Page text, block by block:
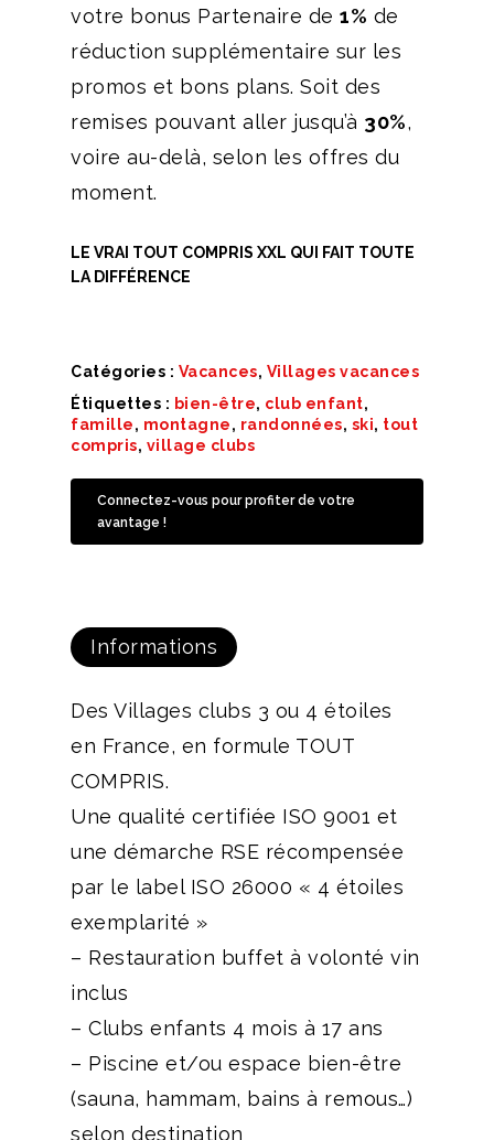
votre bonus Partenaire de 1% de
réduction supplémentaire sur les
promos et bons plans. Soit des
remises pouvant aller jusqu’à 30%,
voire au-delà, selon les offres du
moment.
LE VRAI TOUT COMPRIS XXL QUI FAIT TOUTE
LA DIFFÉRENCE
Catégories : Vacances, Villages vacances
Étiquettes : bien-être, club enfant,
famille, montagne, randonnées, ski, tout
compris, village clubs
Connectez-vous pour profiter de votre
avantage !
Informations
Des Villages clubs 3 ou 4 étoiles
en France, en formule TOUT
COMPRIS.
Une qualité certifiée ISO 9001 et
une démarche RSE récompensée
par le label ISO 26000 « 4 étoiles
exemplarité »
– Restauration buffet à volonté vin
inclus
– Clubs enfants 4 mois à 17 ans
– Piscine et/ou espace bien-être
(sauna, hammam, bains à remous…)
selon destination